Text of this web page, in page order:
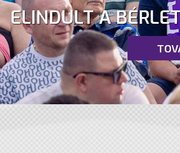
ELINDULT A